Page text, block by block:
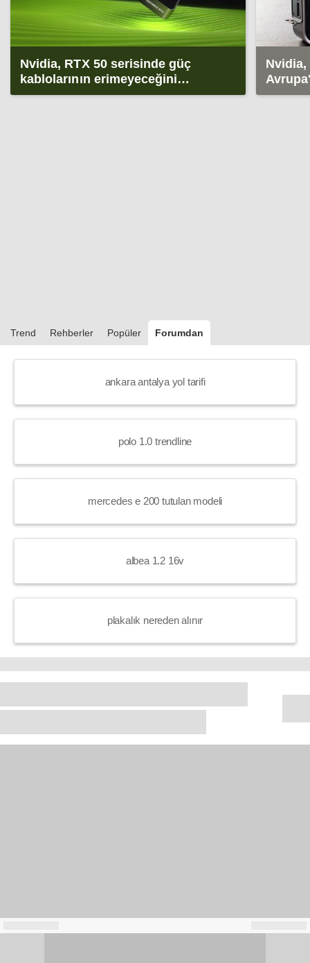
Nvidia, RTX 50 serisinde güç
kablolarının erimeyeceğini
söylüyor
Nvidia,
Trend Rehberler Popüler Forumdan
ankara antalya yol tarifi
polo 1.0 trendline
mercedes e 200 tutulan modeli
albea 1.2 16v
plakalık nereden alınır